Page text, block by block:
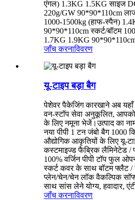
एंगल) 1.3KG 1.5KG साइज
220g/GW 90*90*110cm
1000-1500kg (हाफ-स्पैन)
90*90*110cm स्कर्ट/बॉटम
1.7KG 1.9KG 90*90*110cm
जाँच करनाविवरण
यू-टाइप बड़ा बैग
पेशेवर पैकेजिंग कारखाने अब
वन-स्टॉप सेवा अनुकूलित, आपको
के लिए नमूना भेजें।उत्पाद का
नया पीपी 1 टन जंबो बैग 1000
औद्योगिक आकृतियों के लिए यू-
कस्टमाइज्ड फैब्रिक लैमिनेटेड /
100% वर्जिन पीपी टॉप फुल
स्कर्ट कवर के साथ बॉटम फ्लैट /
प्लेन/चेन/चेन लॉक वैकल्पिक
साथ सांस लेने योग्य, हवादार,
जाँच करनाविवरण